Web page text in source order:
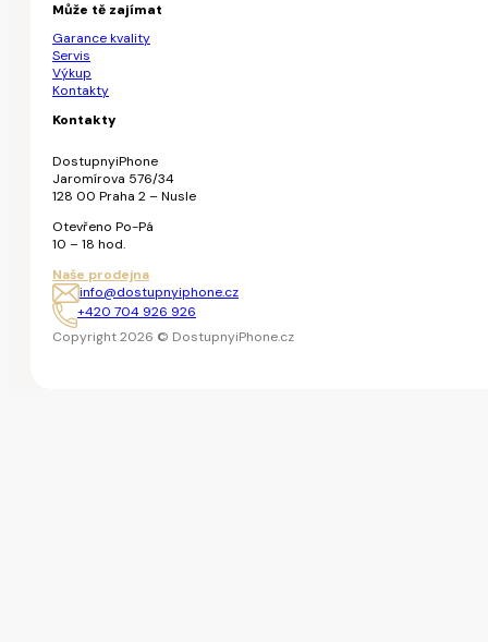
Může tě zajímat
Garance kvality
Servis
Výkup
Kontakty
Kontakty
DostupnyiPhone
Jaromírova 576/34
128 00 Praha 2 – Nusle
Otevřeno Po-Pá
10 – 18 hod.
Naše prodejna
info@dostupnyiphone.cz
+420 704 926 926
Copyright 2026 © DostupnyiPhone.cz